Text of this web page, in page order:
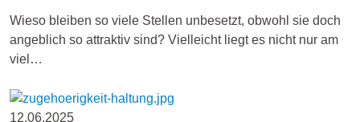
Wieso bleiben so viele Stellen unbesetzt, obwohl sie doch
angeblich so attraktiv sind? Vielleicht liegt es nicht nur am
viel…
12.06.2025